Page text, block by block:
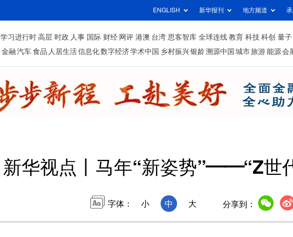
ENGLISH 新华报刊 地方频道
学习进行时 高层 时政 人事 国际 财经 网评 港澳 台湾 思客智库 全球连线 教育 科技 科创 量子
金融 汽车 食品 人居生活信息化数字经济学术中国 乡村振兴银龄溯源中国 城市旅游 能源 会
新华视点丨马年“新姿势”——“Z世
字体： 小 中 大 分享到：